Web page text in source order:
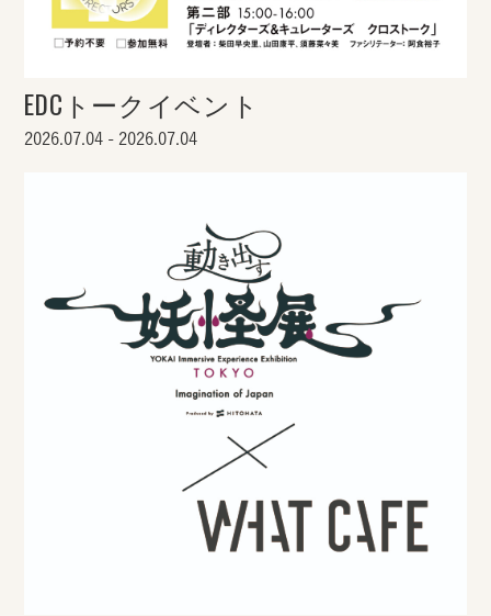
EDCトークイベント
2026.07.04 - 2026.07.04